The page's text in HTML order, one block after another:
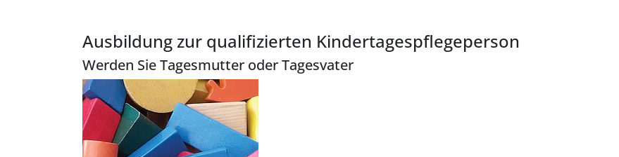
Ausbildung zur qualifizierten Kindertagespflegeperson
Werden Sie Tagesmutter oder Tagesvater